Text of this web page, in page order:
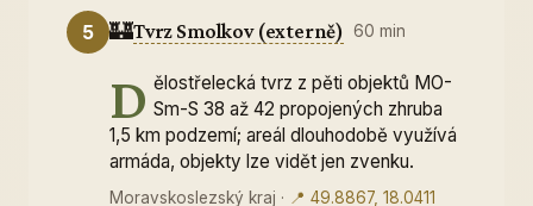
5 🏰Tvrz Smolkov (externě) 60 min
D ělostřelecká tvrz z pěti objektů MO-
Sm-S 38 až 42 propojených zhruba
1,5 km podzemí; areál dlouhodobě využívá
armáda, objekty lze vidět jen zvenku.
Moravskoslezský kraj · 📍 49.8867, 18.0411